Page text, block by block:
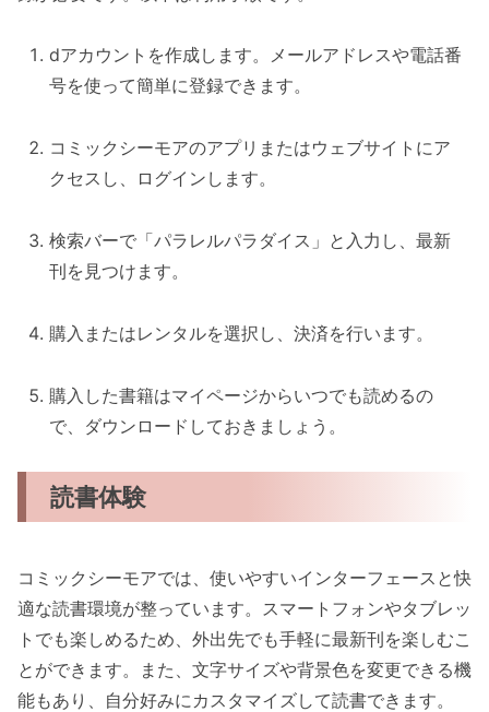
dアカウントを作成します。メールアドレスや電話番
号を使って簡単に登録できます。
コミックシーモアのアプリまたはウェブサイトにア
クセスし、ログインします。
検索バーで「パラレルパラダイス」と入力し、最新
刊を見つけます。
購入またはレンタルを選択し、決済を行います。
購入した書籍はマイページからいつでも読めるの
で、ダウンロードしておきましょう。
読書体験
コミックシーモアでは、使いやすいインターフェースと快
適な読書環境が整っています。スマートフォンやタブレッ
トでも楽しめるため、外出先でも手軽に最新刊を楽しむこ
とができます。また、文字サイズや背景色を変更できる機
能もあり、自分好みにカスタマイズして読書できます。